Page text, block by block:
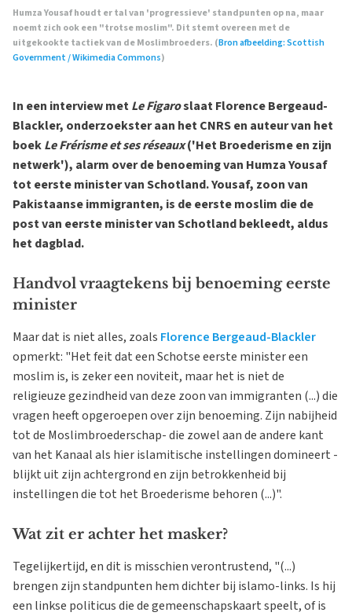
Humza Yousaf houdt er tal van 'progressieve' standpunten op na, maar
noemt zich ook een "trotse moslim". Dit stemt overeen met de
uitgekookte tactiek van de Moslimbroeders. (Bron afbeelding: Scottish
Government / Wikimedia Commons)
In een interview metLe Figaroslaat Florence Bergeaud-
Blackler, onderzoekster aan het CNRS en auteur van het
boekLe Frérisme et ses réseaux('Het Broederisme en zijn
netwerk'), alarm over de benoeming van Humza Yousaf
tot eerste minister van Schotland. Yousaf, zoon van
Pakistaanse immigranten, is de eerste moslim die de
post van eerste minister van Schotland bekleedt, aldus
het dagblad.
Handvol vraagtekens bij benoeming eerste
minister
Maar dat is niet alles, zoals Florence Bergeaud-Blackler
opmerkt: "Het feit dat een Schotse eerste minister een
moslim is, is zeker een noviteit, maar het is niet de
religieuze gezindheid van deze zoon van immigranten (...) die
vragen heeft opgeroepen over zijn benoeming. Zijn nabijheid
tot de Moslimbroederschap- die zowel aan de andere kant
van het Kanaal als hier islamitische instellingen domineert -
blijkt uit zijn achtergrond en zijn betrokkenheid bij
instellingen die tot het Broederisme behoren (...)".
Wat zit er achter het masker?
Tegelijkertijd, en dit is misschien verontrustend, "(...)
brengen zijn standpunten hem dichter bij islamo-links. Is hij
een linkse politicus die de gemeenschapskaart speelt, of is